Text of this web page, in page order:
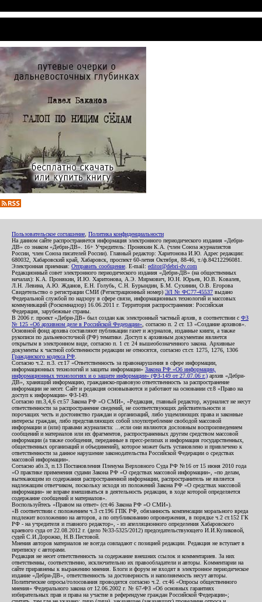
Пользовательское соглашение Политика конфиденциальности
На данном сайте распространяется информация электронного периодического издания «Дебри-
ДВ» со знаком «Дебри-ДВ». 16+ Учредитель: Пронякин К.А. (член Союза журналистов
России, член Союза писателей России). Главный редактор: Харитонова И.Ю. Адрес редакции:
680032, Хабаровский край, Хабаровск, проспект 60-летия Октября, 88-46, т./ф.84212296081.
Электронная приемная: Отправить сообщение . E-mail: editor@debri-dv.com
Редакционный совет электронного периодического издания «Дебри-ДВ» (на общественных
началах): К.А. Пронякин, И.Ю. Харитонова, А.Э. Мирмович, Ю.Н. Юрьев, Ю.В. Ковалев,
Л.Н. Левина, А.Ю. Жданов, Е.Н. Голубь, С.Н. Бурындин, Б.М. Сухинин, О.В. Егорова
Свидетельство о регистрации СМИ (Регистрационный номер) ЭЛ № ФС77-45537 выдано
Федеральной службой по надзору в сфере связи, информационных технологий и массовых
коммуникаций (Роскомнадзор) 16.06.2011 г. Территория распространения: Российская
Федерация, зарубежные страны.
В 2006 г. проект «Дебри-ДВ» был создан как электронный частный архив, в соответствии с ФЗ
№ 125 «Об архивном деле в Российской Федерации» , согласно п. 2 ст. 13 «Создание архивов».
Основной фонд архива составляют публикации газет и журналов, изданные книги, а также
рукописи по дальневосточной (РФ) тематике. Доступ к архивным документам является
открытым в электронном виде, согласно п. 1 ст. 24 вышеобозначенного закона. Архивные
документы к частной собственности редакции не относятся, согласно ст.ст. 1275, 1276, 1306
Гражданского кодекса РФ
Согласно ч.2. п.3. ст.17 «Ответственность за правонарушения в сфере информации,
информационных технологий и защиты информации» Закона РФ «Об информации,
информационных технологиях и о защите информации» (ФЗ-149 от 27.07.06 г.) архив «Дебри-
ДВ», хранящий информацию, гражданско-правовую ответственность за распространение
информации не несет. Сайт и редакция основываются и работают на основании ст.8 «Право на
доступ к информации» ФЗ-149.
Согласно пп.3,4,6 ст.57 Закона РФ «О СМИ», «Редакция, главный редактор, журналист не несут
ответственности за распространение сведений, не соответствующих действительности и
порочащих честь и достоинство граждан и организаций, либо ущемляющих права и законные
интересы граждан, либо представляющих собой злоупотребление свободой массовой
информации и (или) правами журналиста: ...если они являются дословным воспроизведением
сообщений и материалов или их фрагментов, распространенных другим средством массовой
информации (а также сообщения, переданные в пресс-релизах и информация государственных,
общественных организаций и объединений), которое может быть установлено и привлечено к
ответственности за данное нарушение законодательства Российской Федерации о средствах
массовой информации».
Согласно абз.3, п.13 Постановления Пленума Верховного Суда РФ №16 от 15 июня 2010 года
«О практике применения судами Закона РФ «О средствах массовой информации», «по делам,
вытекающим из содержания распространенной информации, распространитель не является
надлежащим ответчиком, поскольку исходя из положений Закона РФ «О средствах массовой
информации» не вправе вмешиваться в деятельность редакции, в ходе которой определяется
содержание сообщений и материалов».
Воспользуйтесь «Правом на ответ» (ст.46 Закона РФ «О СМИ»).
«В соответствии с положением ч.3 ст.196 ГПК РФ, обязанность компенсации морального вреда
подлежит возложению на авторов, а по опубликованию опровержения, в порядке ч.2 ст.152 ГК
РФ - на учредителя и главного редактор», - из апелляционного определения Хабаровского
краевого суда от 22.08.2012 г. (дело №33-5325/2012) председательствующего И.И.Куликовой,
судей С.И.Дорожко, Н.В.Пестовой.
Мнения авторов материалов не всегда совпадают с позицией редакции. Редакция не вступает в
переписку с авторами.
Редакция не несет ответственность за содержание внешних ссылок и комментариев. За них
ответственны, соответственно, исключительно их правообладатели и авторы. Комментарии на
сайте приравнены к выражению мнения. Блоги и форум не входят в электронное периодическое
издание «Дебри-ДВ», ответственность за достоверность и наполняемость несут авторы.
Политические опросы/голосования проводятся согласно ч.2. ст.46 «Опросы общественного
мнения» Федерального закона от 12.06.2002 г. № 67-ФЗ «Об основных гарантиях
избирательных прав и права на участие в референдуме граждан Российской Федерации»;